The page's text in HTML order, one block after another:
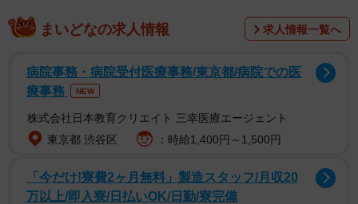
まいどなの求人情報 求人情報一覧へ
病院事務・病院受付医療事務/東京都/病院での医
療事務
NEW
株式会社日本教育クリエイト 三幸医療エージェント
東京都 渋谷区
：時給1,400円～1,500円
「今だけ!寮費2ヶ月無料」製造スタッフ/月収20
万以上/即入寮/日払いOK/日勤/寮完備